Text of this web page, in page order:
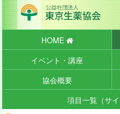
HOME
イベント・講座
協会概要
項目一覧（サイ